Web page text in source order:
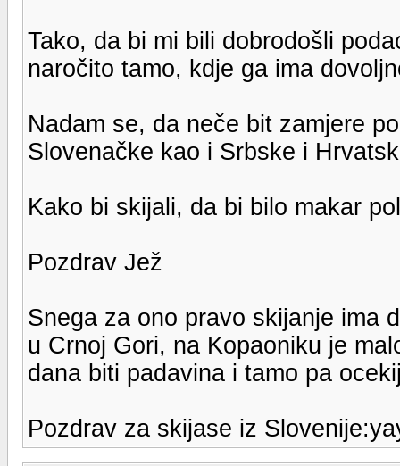
Tako, da bi mi bili dobrodošli
naročito tamo, kdje ga ima
Nadam se, da neče bit zamjere
Slovenačke kao i Srbske i
Kako bi skijali, da bi bilo makar
Pozdrav Jež
Snega za ono pravo skijanje ima
u Crnoj Gori, na Kopaoniku je
dana biti padavina i tamo pa
Pozdrav za skijase iz